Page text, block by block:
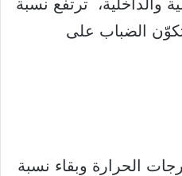
الضباب على
الحرارة وبقاء نسبة